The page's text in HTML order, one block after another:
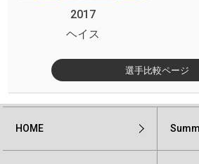
2017
ヘイス
選手比較ページ
HOME